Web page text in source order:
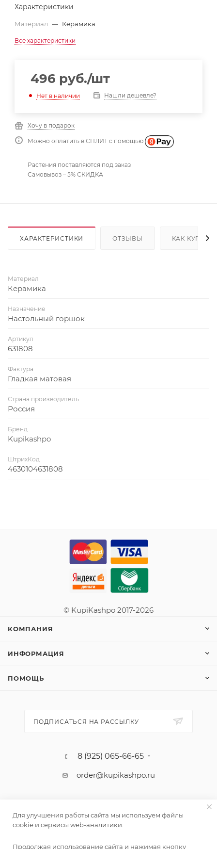
Характеристики
Материал — Керамика
Все характеристики
496 руб./шт
Нет в наличии Нашли дешевле?
Хочу в подарок
Можно оплатить в СПЛИТ с помощью
Растения поставляются под заказ
Самовывоз – 5% СКИДКА
ХАРАКТЕРИСТИКИ ОТЗЫВЫ КАК КУПИТЬ
Материал
Керамика
Назначение
Настольный горшок
Артикул
631808
Фактура
Гладкая матовая
Страна производитель
Россия
Бренд
Kupikashpo
ШтрихКод
4630104631808
© KupiKashpo 2017-2026
КОМПАНИЯ
ИНФОРМАЦИЯ
ПОМОЩЬ
ПОДПИСАТЬСЯ НА РАССЫЛКУ
8 (925) 065-66-65
order@kupikashpo.ru
Для улучшения работы сайта мы используем файлы
cookie и сервисы web-аналитики.
Продолжая использование сайта и нажимая кнопку